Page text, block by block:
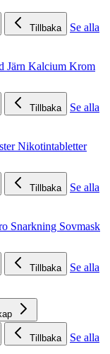
Tillbaka
Se alla
Järn Kalcium Krom
Tillbaka
Se alla
Nikotintabletter
Tillbaka
Se alla
Snarkning Sovmask
Tillbaka
Se alla
Tillbaka
Se alla